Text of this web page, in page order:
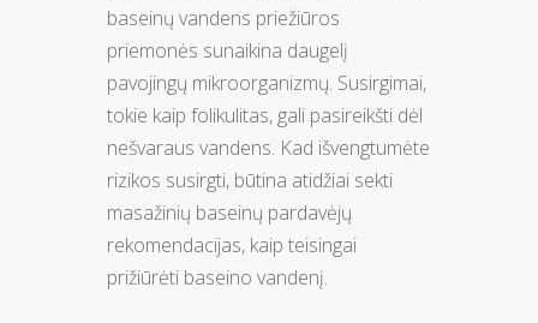
baseinų vandens priežiūros
priemonės sunaikina daugelį
pavojingų mikroorganizmų. Susirgimai,
tokie kaip folikulitas, gali pasireikšti dėl
nešvaraus vandens. Kad išvengtumėte
rizikos susirgti, būtina atidžiai sekti
masažinių baseinų pardavėjų
rekomendacijas, kaip teisingai
prižiūrėti baseino vandenį.